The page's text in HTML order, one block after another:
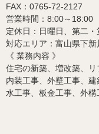
FAX：0765-72-2127
営業時間：8:00～18:00
定休日：日曜日、第二・
対応エリア：富山県下新
《 業務内容 》
住宅の新築、増改築、リ
内装工事、外壁工事、 建
水工事、板金工事、外構